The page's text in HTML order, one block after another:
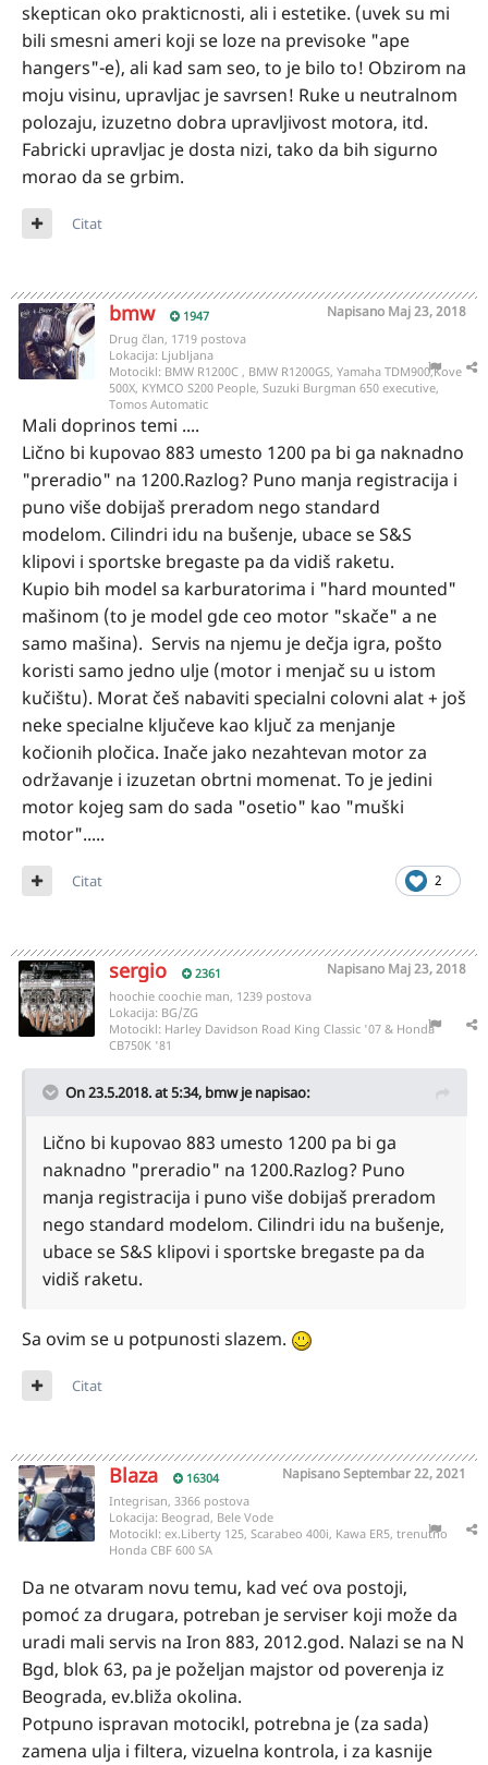
skeptican oko prakticnosti, ali i estetike. (uvek su mi
bili smesni ameri koji se loze na previsoke "ape
hangers"-e), ali kad sam seo, to je bilo to! Obzirom na
moju visinu, upravljac je savrsen! Ruke u neutralnom
polozaju, izuzetno dobra upravljivost motora, itd.
Fabricki upravljac je dosta nizi, tako da bih sigurno
morao da se grbim.
Citat
bmw 1947 Napisano Maj 23, 2018
Drug član, 1719 postova
Lokacija: Ljubljana
Motocikl: BMW R1200C , BMW R1200GS, Yamaha TDM900,Kove
500X, KYMCO S200 People, Suzuki Burgman 650 executive,
Tomos Automatic
Mali doprinos temi ....
Lično bi kupovao 883 umesto 1200 pa bi ga naknadno
"preradio" na 1200.Razlog? Puno manja registracija i
puno više dobijaš preradom nego standard
modelom. Cilindri idu na bušenje, ubace se S&S
klipovi i sportske bregaste pa da vidiš raketu.
Kupio bih model sa karburatorima i "hard mounted"
mašinom (to je model gde ceo motor "skače" a ne
samo mašina). Servis na njemu je dečja igra, pošto
koristi samo jedno ulje (motor i menjač su u istom
kučištu). Morat češ nabaviti specialni colovni alat + još
neke specialne ključeve kao ključ za menjanje
kočionih pločica. Inače jako nezahtevan motor za
održavanje i izuzetan obrtni momenat. To je jedini
motor kojeg sam do sada "osetio" kao "muški
motor".....
2
Citat
sergio 2361 Napisano Maj 23, 2018
hoochie coochie man, 1239 postova
Lokacija: BG/ZG
Motocikl: Harley Davidson Road King Classic '07 & Honda
CB750K '81
On 23.5.2018. at 5:34, bmwje napisao:
Lično bi kupovao 883 umesto 1200 pa bi ga
naknadno "preradio" na 1200.Razlog? Puno
manja registracija i puno više dobijaš preradom
nego standard modelom. Cilindri idu na bušenje,
ubace se S&S klipovi i sportske bregaste pa da
vidiš raketu.
Sa ovim se u potpunosti slazem.
Citat
Blaza 16304 NapisanoSeptembar 22, 2021
Integrisan, 3366 postova
Lokacija: Beograd, Bele Vode
Motocikl: ex.Liberty 125, Scarabeo 400i, Kawa ER5, trenutno
Honda CBF 600 SA
Da ne otvaram novu temu, kad već ova postoji,
pomoć za drugara, potreban je serviser koji može da
uradi mali servis na Iron 883, 2012.god. Nalazi se na N
Bgd, blok 63, pa je poželjan majstor od poverenja iz
Beograda, ev.bliža okolina.
Potpuno ispravan motocikl, potrebna je (za sada)
zamena ulja i filtera, vizuelna kontrola, i za kasnije